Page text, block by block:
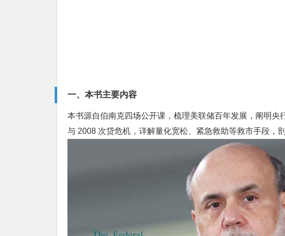
一、本书主要内容
本书源自伯南克四场公开课，梳理美联储百年发展，阐明央
与 2008 次贷危机，详解量化宽松、紧急救助等救市手段，